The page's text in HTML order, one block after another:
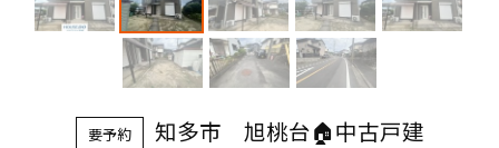
要予約 知多市 旭桃台🏠中古戸建